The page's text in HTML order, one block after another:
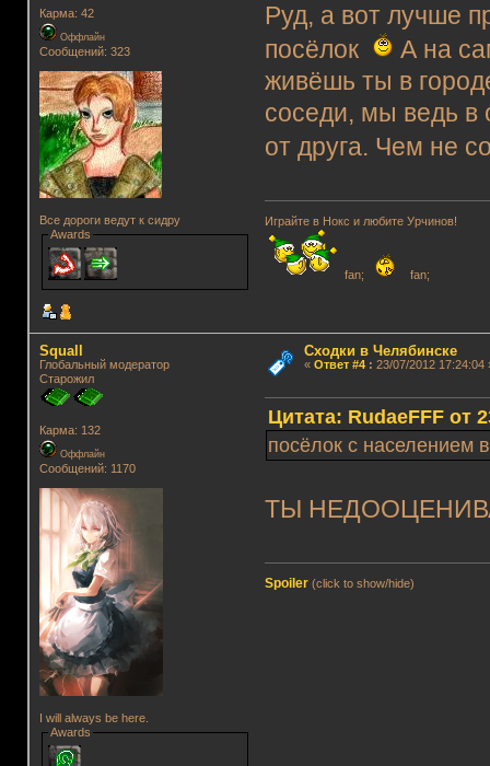
Карма: 42
Оффлайн
Сообщений: 323
Все дороги ведут к сидру
Awards
Руд, а вот лучше
посёлок
А на
живёшь ты в
соседи, мы ведь в
от друга. Чем не
Играйте в Нокс и любите Урчинов!
fan; fan;
Squall
Глобальный модератор
Старожил
Карма: 132
Оффлайн
Сообщений: 1170
I will always be here.
Awards
Сходки в Челябинске
« Ответ #4: 23/07/2012 17:24:04
Цитата: RudaeFFF от
посёлок с населением
ТЫ
Spoiler (click to show/hide)